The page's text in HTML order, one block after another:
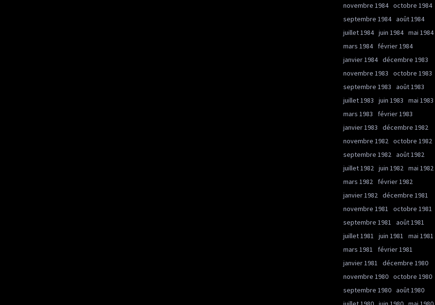
novembre 1984 octobre 1984
septembre 1984 août 1984
juillet 1984 juin 1984 mai 1984
mars 1984
février 1984
janvier 1984 décembre 1983
novembre 1983
octobre 1983
septembre 1983
août 1983
juillet 1983
juin 1983
mai 1983
mars 1983
février 1983
janvier 1983
décembre 1982
novembre 1982 octobre 1982
septembre 1982 août 1982
juillet 1982 juin 1982 mai 1982
mars 1982
février 1982
janvier 1982 décembre 1981
novembre 1981
octobre 1981
septembre 1981
août 1981
juillet 1981
juin 1981
mai 1981
mars 1981
février 1981
janvier 1981
décembre 1980
novembre 1980 octobre 1980
septembre 1980 août 1980